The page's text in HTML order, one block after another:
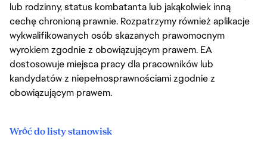
lub rodzinny, status kombatanta lub jakąkolwiek inną
cechę chronioną prawnie. Rozpatrzymy również aplikacje
wykwalifikowanych osób skazanych prawomocnym
wyrokiem zgodnie z obowiązującym prawem. EA
dostosowuje miejsca pracy dla pracowników lub
kandydatów z niepełnosprawnościami zgodnie z
obowiązującym prawem.
Wróć do listy stanowisk